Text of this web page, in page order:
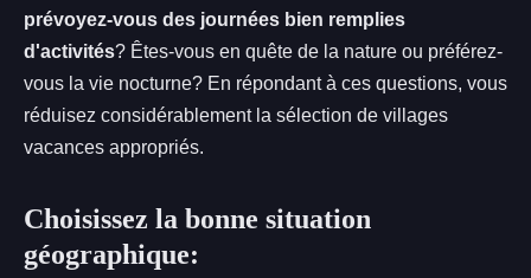
prévoyez-vous des journées bien remplies
d'activités? Êtes-vous en quête de la nature ou préférez-
vous la vie nocturne? En répondant à ces questions, vous
réduisez considérablement la sélection de villages
vacances appropriés.
Choisissez la bonne situation
géographique: